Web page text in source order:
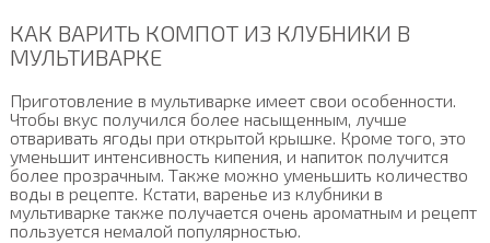
КАК ВАРИТЬ КОМПОТ ИЗ КЛУБНИКИ В
МУЛЬТИВАРКЕ
Приготовление в мультиварке имеет свои особенности.
Чтобы вкус получился более насыщенным, лучше
отваривать ягоды при открытой крышке. Кроме того, это
уменьшит интенсивность кипения, и напиток получится
более прозрачным. Также можно уменьшить количество
воды в рецепте. Кстати, варенье из клубники в
мультиварке также получается очень ароматным и рецепт
пользуется немалой популярностью.